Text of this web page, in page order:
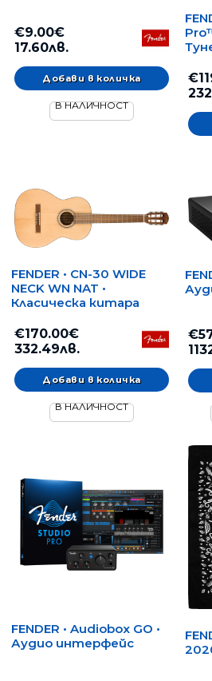
€9.00€
17.60лв.
В НАЛИЧНОСТ
FENDER • CN-30 WIDE
NECK WN NAT •
Класическа китара
€170.00€
332.49лв.
В НАЛИЧНОСТ
FENDER • Audiobox GO •
Аудио интерфейс